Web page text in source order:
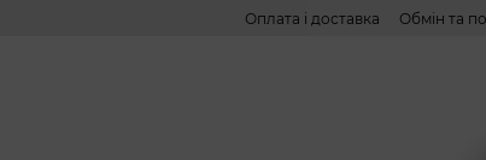
Перейти до основного контентуОплата і доставка Обмін та